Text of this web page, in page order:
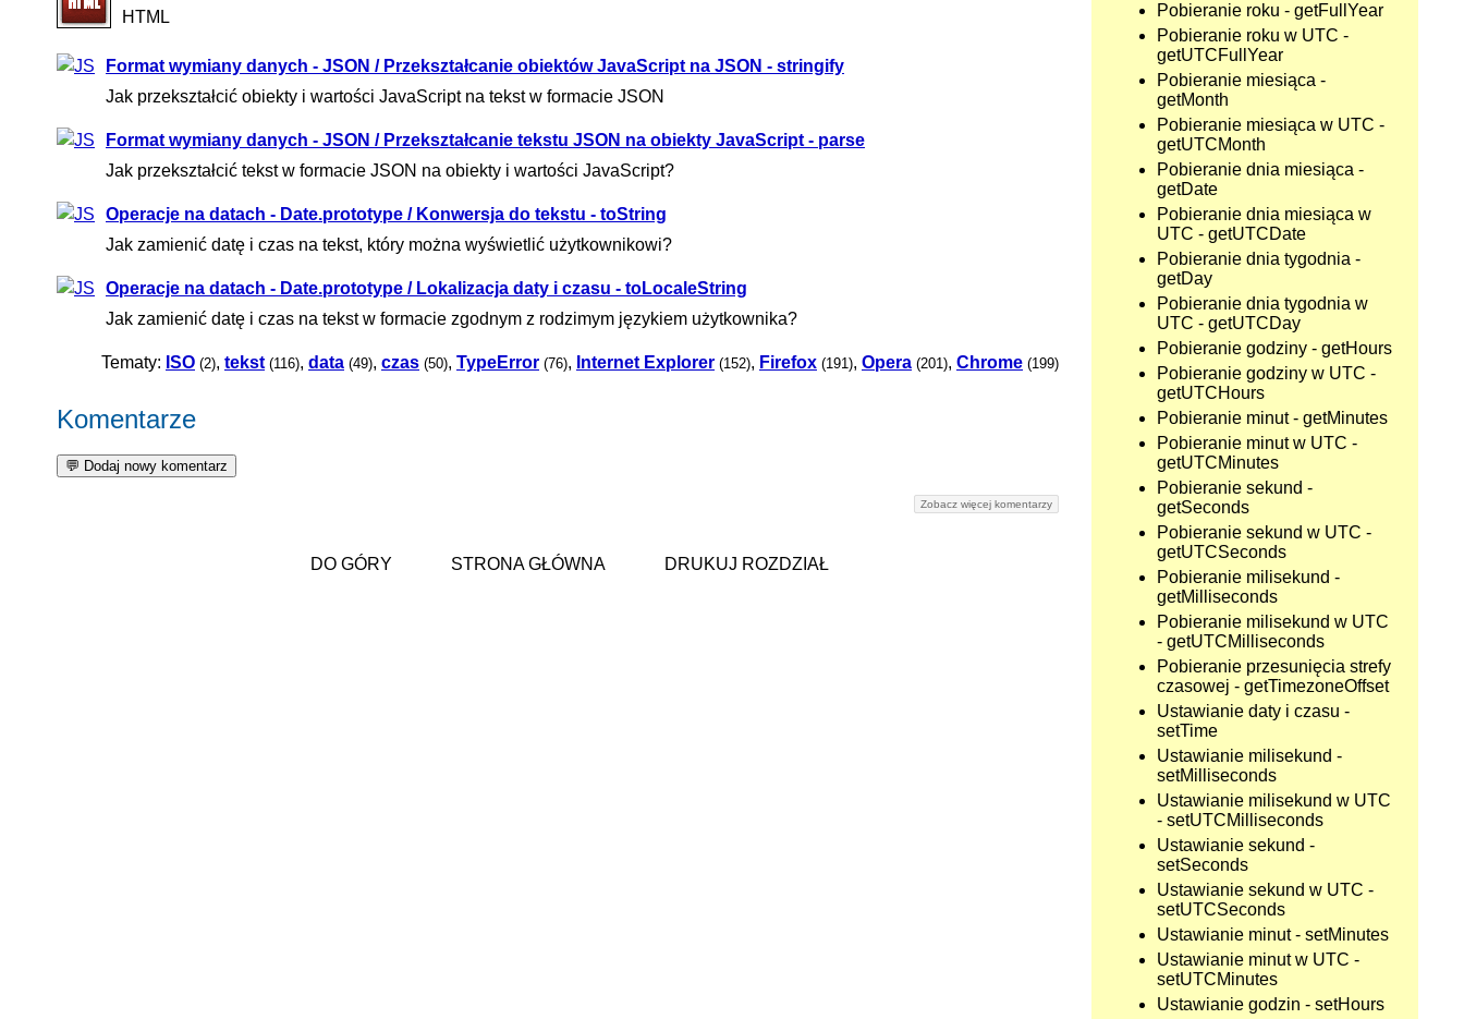
Pobieranie roku - getFullYear
Pobieranie roku w UTC -
getUTCFullYear
Pobieranie miesiąca -
getMonth
Pobieranie miesiąca w UTC -
getUTCMonth
Pobieranie dnia miesiąca -
getDate
Pobieranie dnia miesiąca w
UTC - getUTCDate
Pobieranie dnia tygodnia -
getDay
Pobieranie dnia tygodnia w
UTC - getUTCDay
Pobieranie godziny - getHours
Pobieranie godziny w UTC -
getUTCHours
Pobieranie minut - getMinutes
Pobieranie minut w UTC -
getUTCMinutes
Pobieranie sekund -
getSeconds
Pobieranie sekund w UTC -
getUTCSeconds
Pobieranie milisekund -
getMilliseconds
Pobieranie milisekund w UTC
- getUTCMilliseconds
Pobieranie przesunięcia strefy
czasowej - getTimezoneOffset
Ustawianie daty i czasu -
setTime
Ustawianie milisekund -
setMilliseconds
Ustawianie milisekund w UTC
- setUTCMilliseconds
Ustawianie sekund -
setSeconds
Ustawianie sekund w UTC -
setUTCSeconds
Ustawianie minut - setMinutes
Ustawianie minut w UTC -
setUTCMinutes
Ustawianie godzin - setHours
HTML
Format wymiany danych - JSON / Przekształcanie obiektów JavaScript na JSON - stringify
Jak przekształcić obiekty i wartości JavaScript na tekst w formacie JSON
Format wymiany danych - JSON / Przekształcanie tekstu JSON na obiekty JavaScript - parse
Jak przekształcić tekst w formacie JSON na obiekty i wartości JavaScript?
Operacje na datach - Date.prototype / Konwersja do tekstu - toString
Jak zamienić datę i czas na tekst, który można wyświetlić użytkownikowi?
Operacje na datach - Date.prototype / Lokalizacja daty i czasu - toLocaleString
Jak zamienić datę i czas na tekst w formacie zgodnym z rodzimym językiem użytkownika?
Tematy: ISO (2), tekst (116), data (49), czas (50), TypeError (76), Internet Explorer (152), Firefox (191), Opera (201), Chrome (199)
Komentarze
Zobacz więcej komentarzy
DO GÓRY STRONA GŁÓWNA DRUKUJ ROZDZIAŁ